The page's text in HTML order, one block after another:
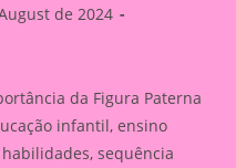
de 2024
da Figura Paterna
infantil, ensino
sequência